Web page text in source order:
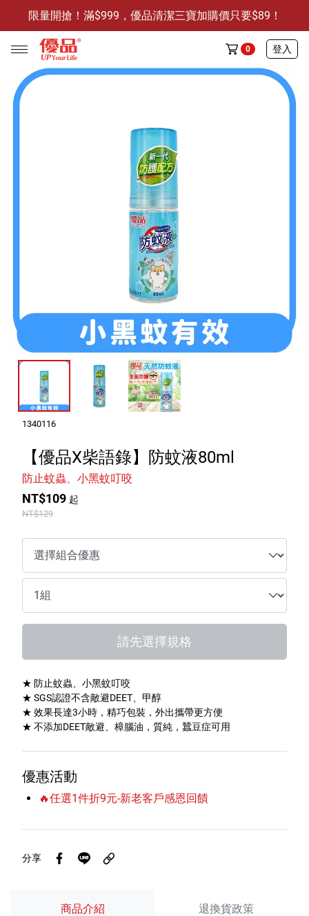
限量開搶！滿$999，優品清潔三寶加購價只要$89！
防霉清潔好幫手-任3件贈保濕抗菌洗手乳
限量開搶！滿$999，優品清潔三寶加購價只要$89！
0 登入
🔥任選1件折9元-新老客戶感恩回饋
防霉清潔好幫手(任3件，贈抗菌保濕洗手乳)
室內外除蟲專區
媽媽廚房專區
浴室清潔專區
清潔大掃除專區
精油香氛專區
強效誘引捕黏板
優品x柴語錄
團購專區
關於優品
會員權益
Facebook粉絲專頁
Line
Youtube
1340116
【優品X柴語錄】防蚊液80ml
防止蚊蟲、小黑蚊叮咬
NT$109 起
NT$129
請先選擇規格
★ 防止蚊蟲、小黑蚊叮咬
★ SGS認證不含敵避DEET、甲醇
★ 效果長達3小時，精巧包裝，外出攜帶更方便
★ 不添加DEET敵避、樟腦油，質純，蠶豆症可用
優惠活動
🔥任選1件折9元-新老客戶感恩回饋
分享
商品介紹 退換貨政策